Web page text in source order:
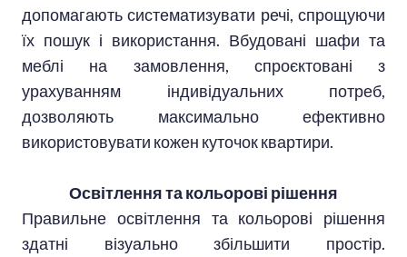
допомагають систематизувати речі, спрощуючи
їх пошук і використання. Вбудовані шафи та
меблі на замовлення, спроєктовані з
урахуванням індивідуальних потреб,
дозволяють максимально ефективно
використовувати кожен куточок квартири.
Освітлення та кольорові рішення
Правильне освітлення та кольорові рішення
здатні візуально збільшити простір.